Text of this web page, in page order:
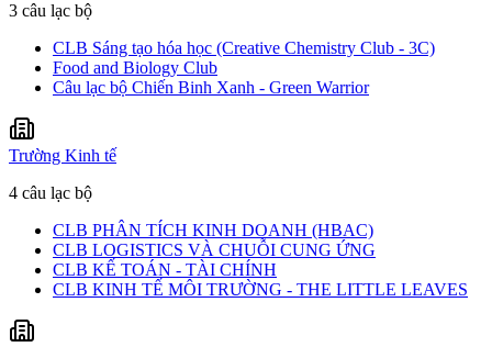
3 câu lạc bộ
CLB Sáng tạo hóa học (Creative Chemistry Club - 3C)
Food and Biology Club
Câu lạc bộ Chiến Binh Xanh - Green Warrior
Trường Kinh tế
4 câu lạc bộ
CLB PHÂN TÍCH KINH DOANH (HBAC)
CLB LOGISTICS VÀ CHUỖI CUNG ỨNG
CLB KẾ TOÁN - TÀI CHÍNH
CLB KINH TẾ MÔI TRƯỜNG - THE LITTLE LEAVES